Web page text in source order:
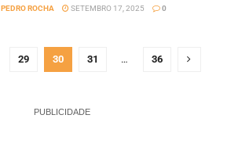
PEDRO ROCHA SETEMBRO 17, 2025 0
29 30 31 … 36
PUBLICIDADE